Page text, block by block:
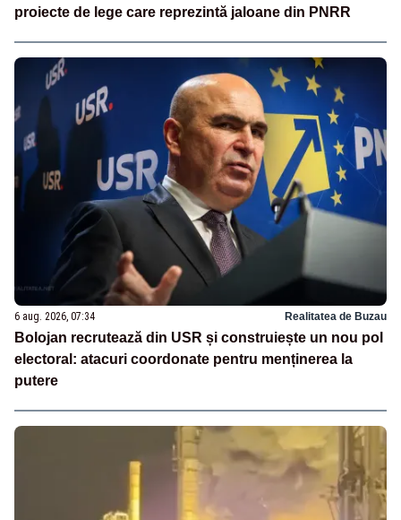
proiecte de lege care reprezintă jaloane din PNRR
6 aug. 2026, 07:34 Realitatea de Buzau
Bolojan recrutează din USR și construiește un nou pol
electoral: atacuri coordonate pentru menținerea la
putere